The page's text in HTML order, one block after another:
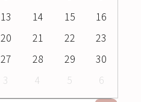
13 14 15
16
20 21 22
23
27 28 29
30
3 4 5 6